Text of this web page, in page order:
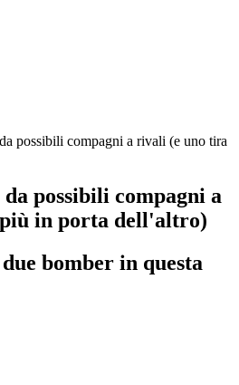
possibili compagni a rivali (e uno tira
possibili compagni a
in porta dell'altro)
bomber in questa